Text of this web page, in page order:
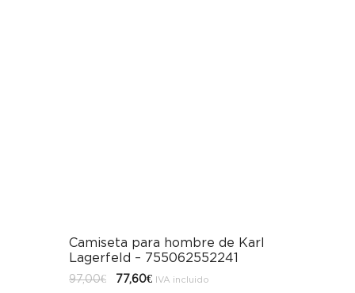
Camiseta para hombre de Karl
Lagerfeld – 755062552241
97,00€
El77,60€ElIVA incluido